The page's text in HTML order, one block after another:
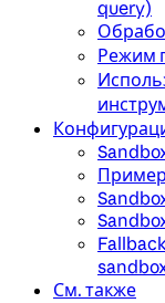
query)
Режим
См. также